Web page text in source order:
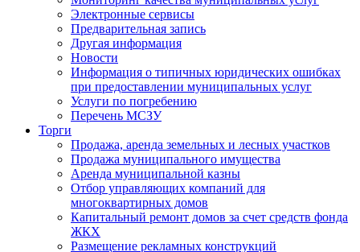
Электронные сервисы
Предварительная запись
Другая информация
Новости
Информация о типичных юридических ошибках
при предоставлении муниципальных услуг
Услуги по погребению
Перечень МСЗУ
Торги
Продажа, аренда земельных и лесных участков
Продажа муниципального имущества
Аренда муниципальной казны
Отбор управляющих компаний для
многоквартирных домов
Капитальный ремонт домов за счет средств фонда
ЖКХ
Размещение рекламных конструкций